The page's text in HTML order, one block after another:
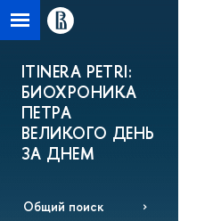
ITINERA PETRI:
БИОХРОНИКА
ПЕТРА
ВЕЛИКОГО ДЕНЬ
ЗА ДНЕМ
Общий поиск